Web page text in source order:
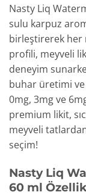
Nasty Liq
sulu karpuz
birleştirerek her
profili, meyveli
deneyim
buhar üretimi
0mg, 3mg ve
premium likit,
meyveli
seçim!
Nasty Liq
60 ml